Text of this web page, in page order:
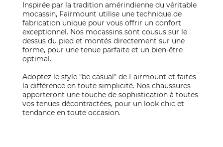
Inspirée par la tradition amérindienne du véritable
mocassin, Fairmount utilise une technique de
fabrication unique pour vous offrir un confort
exceptionnel. Nos mocassins sont cousus sur le
dessus du pied et montés directement sur une
forme, pour une tenue parfaite et un bien-être
optimal.
Adoptez le style "be casual" de Fairmount et faites
la différence en toute simplicité. Nos chaussures
apporteront une touche de sophistication à toutes
vos tenues décontractées, pour un look chic et
tendance en toute occasion.